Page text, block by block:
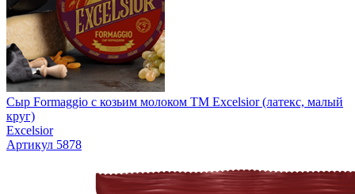
Сыр Formaggio с козьим молоком ТМ Excelsior (латекс, малый
круг)
Excelsior
Артикул 5878